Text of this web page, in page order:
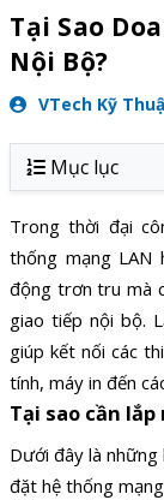
Tại Sao
Nội Bộ?
VTech Kỹ
Mục lục
Trong thời đại
thống mạng LAN
động trơn tru mà
giao tiếp nội bộ.
giúp kết nối các
tính, máy in đến
Tại sao cần lắp
Dưới đây là
đặt hệ thống